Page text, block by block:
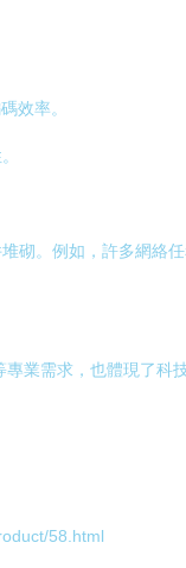
效率。
砌。例如，許多網絡
業需求，也體現了科
58.html